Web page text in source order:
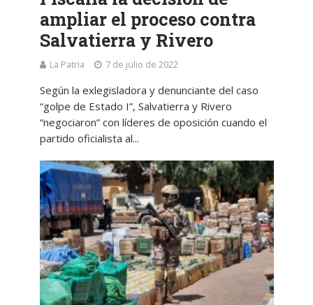
ampliar el proceso contra
Salvatierra y Rivero
La Patria 7 de julio de 2022
Según la exlegisladora y denunciante del caso
“golpe de Estado I”, Salvatierra y Rivero
“negociaron” con líderes de oposición cuando el
partido oficialista al...